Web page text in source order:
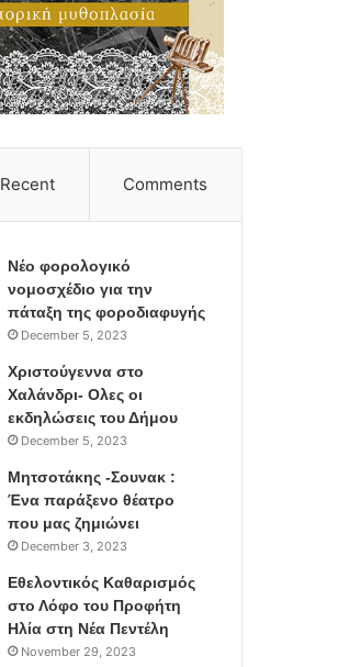
Recent Comments
Νέο φορολογικό
νομοσχέδιο για την
πάταξη της φοροδιαφυγής
December 5, 2023
Χριστούγεννα στο
Χαλάνδρι- Ολες οι
εκδηλώσεις του Δήμου
December 5, 2023
Μητσοτάκης -Σουνακ :
Ένα παράξενο θέατρο
που μας ζημιώνει
December 3, 2023
Εθελοντικός Καθαρισμός
στο Λόφο του Προφήτη
Ηλία στη Νέα Πεντέλη
November 29, 2023